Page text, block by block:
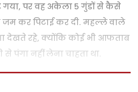
गया, पर वह अकेला 5 गुंडों से कैसे
जम कर पिटाई कर दी. महल्ले वाले
देखते रहे, क्योंकि कोई भी आफताब
से पंगा नहीं लेना चाहता था.